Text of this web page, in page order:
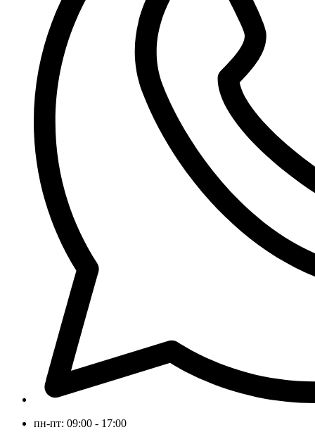
пн-пт: 09:00 - 17:00